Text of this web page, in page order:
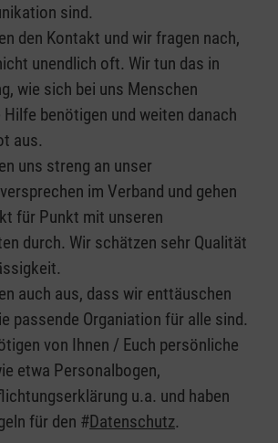
sind.
den Kontakt und wir fragen nach,
unendlich oft. Wir tun das in
wie sich bei uns Menschen
Hilfe benötigen und weiten danach
aus.
uns streng an unser
im Verband und gehen
für Punkt mit unseren
durch. Wir schätzen sehr Qualität
auch aus, dass wir enttäuschen
passende Organiation für alle sind.
von Ihnen / Euch persönliche
etwa Personalbogen,
u.a. und haben
für den #Datenschutz.